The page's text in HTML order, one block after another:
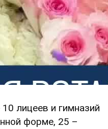
лицеев и гимназий
форме, 25 –